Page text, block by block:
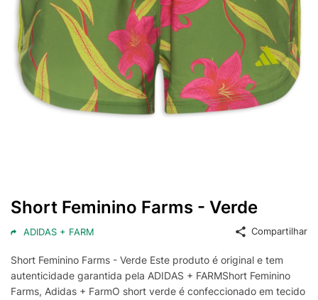
Short Feminino Farms - Verde
ADIDAS + FARM Compartilhar
Short Feminino Farms - Verde Este produto é original e tem
autenticidade garantida pela ADIDAS + FARMShort Feminino
Farms, Adidas + FarmO short verde é confeccionado em tecido